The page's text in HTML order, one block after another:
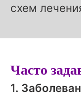
схем
Часто
1.